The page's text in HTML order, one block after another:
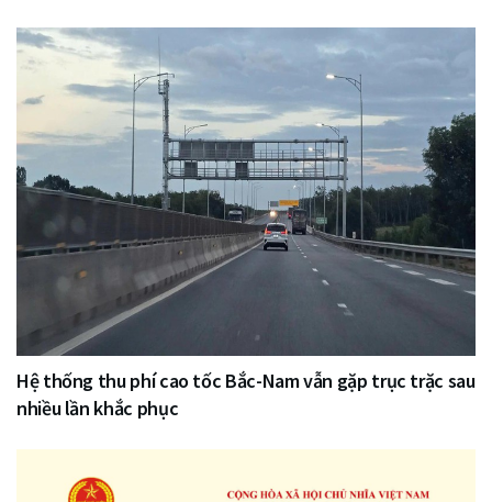
Hệ thống thu phí cao tốc Bắc-Nam vẫn gặp trục trặc sau
nhiều lần khắc phục